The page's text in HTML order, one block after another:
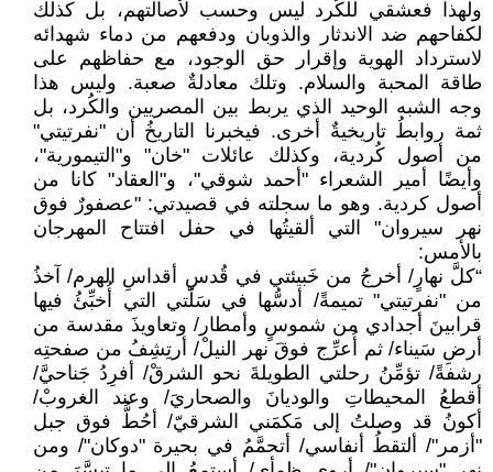
ولهذا فعشقي للكُرد ليس وحسب لأصالتهم، بل كذلك
لكفاحهم ضد الاندثار والذوبان ودفعهم من دماء شهدائه
لاسترداد الهوية وإقرار حق الوجود، مع حفاظهم على
طاقة المحبة والسلام. وتلك معادلةٌ صعبة. وليس هذا
وجه الشبه الوحيد الذي يربط بين المصريين والكُرد، بل
ثمة روابطُ تاريخيةٌ أخرى. فيخبرنا التاريخُ أن "نفرتيتي"
من أصول كُردية، وكذلك عائلات "خان" و"التيمورية"،
وأيضًا أمير الشعراء "أحمد شوقي"، و"العقاد" كانا من
أصول كردية. وهو ما سجلته في قصيدتي: "عصفورٌ فوق
نهر سيروان" التي ألقيتُها في حفل افتتاح المهرجان
بالأمس:
“كلَّ نهارٍ/ أخرجُ من خَبيئتي في قُدسِ أقداسِ الهرم/ آخذُ
من "نفرتيتي" تميمةً/ أدسُّها في سَلّتي التي أُخبِّئُ فيها
قرابينَ أجدادي من شموسٍ وأمطار/ وتعاويذَ مقدسة من
أرضِ سَيناء/ ثم أُعرِّج فوقَ نهر النيلْ/ أرتِشِفُ من صفحتِه
رشفةً/ تؤمِّنُ رحلتي الطويلةَ نحو الشرقْ/ أفرِدُ جَناحيَّ/
أقطعُ المحيطاتِ والوديانَ والصحاريَ/ وعند الغروبْ/
أكونُ قد وصلتُ إلى مَكمَني الشرقيّ/ أحُطُّ فوق جبل
"أزمر"/ ألتقطُ أنفاسي/ أتحمَّمُ في بحيرة "دوكان"/ ومن